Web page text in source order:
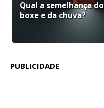
Qual a semelhança do
boxe e da chuva?
PUBLICIDADE